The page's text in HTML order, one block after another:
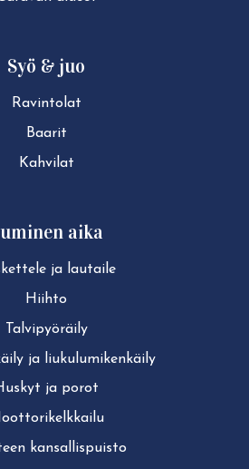
Syö & juo
Ravintolat
Baarit
Kahvilat
aika
ja lautaile
Hiihto
Tal­vi­pyö­räi­ly
ja liu­ku­lu­mi­ken­käi­ly
ja porot
kan­sal­lis­puis­to